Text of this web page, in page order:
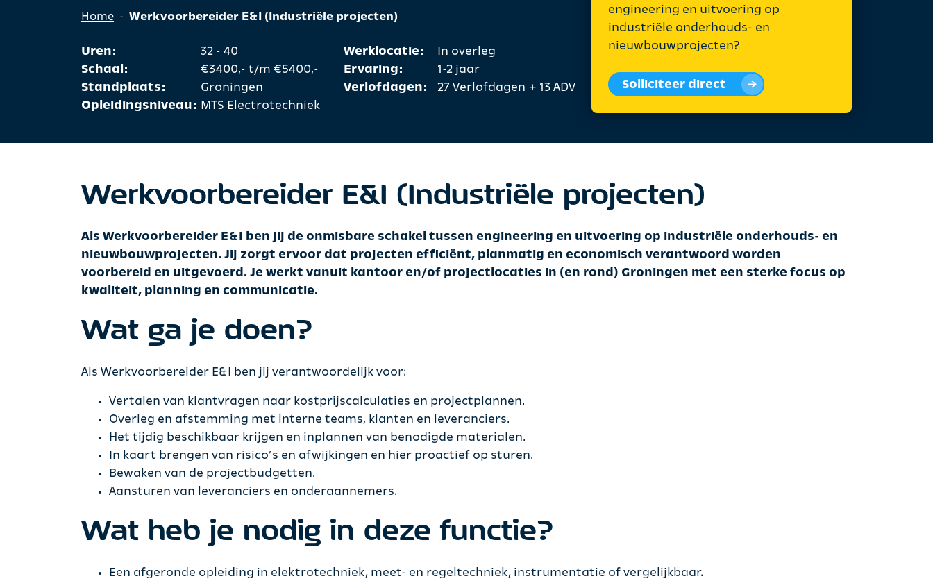
Home - Werkvoorbereider E&I (Industriële projecten)
Uren:
32 - 40
Schaal:
€3400,- t/m €5400,-
Standplaats:
Groningen
Opleidingsniveau: MTS Electrotechniek
Werklocatie:
In overleg
Ervaring:
1-2 jaar
Verlofdagen:
27 Verlofdagen + 13 ADV
engineering en uitvoering op
industriële onderhouds- en
nieuwbouwprojecten?
Solliciteer direct
Werkvoorbereider E&I (Industriële projecten)
Als Werkvoorbereider E&I ben jij de onmisbare schakel tussen engineering en uitvoering op industriële onderhouds- en
nieuwbouwprojecten. Jij zorgt ervoor dat projecten efficiënt, planmatig en economisch verantwoord worden
voorbereid en uitgevoerd. Je werkt vanuit kantoor en/of projectlocaties in (en rond) Groningen met een sterke focus op
kwaliteit, planning en communicatie.
Wat ga je doen?
Als Werkvoorbereider E&I ben jij verantwoordelijk voor:
Vertalen van klantvragen naar kostprijscalculaties en projectplannen.
Overleg en afstemming met interne teams, klanten en leveranciers.
Het tijdig beschikbaar krijgen en inplannen van benodigde materialen.
In kaart brengen van risico’s en afwijkingen en hier proactief op sturen.
Bewaken van de projectbudgetten.
Aansturen van leveranciers en onderaannemers.
Wat heb je nodig in deze functie?
Een afgeronde opleiding in elektrotechniek, meet- en regeltechniek, instrumentatie of vergelijkbaar.